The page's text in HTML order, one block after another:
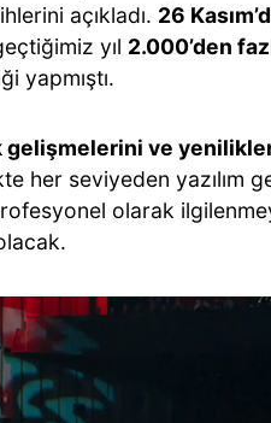
açıkladı. 26
yıl 2.000’den
yapmıştı.
gelişmelerini ve
her seviyeden yazılım
olarak